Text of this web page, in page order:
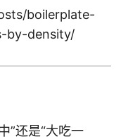
boilerplate-
by-density/
”还是“大吃一